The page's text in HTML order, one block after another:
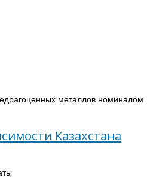
металлов номиналом
Казахстана